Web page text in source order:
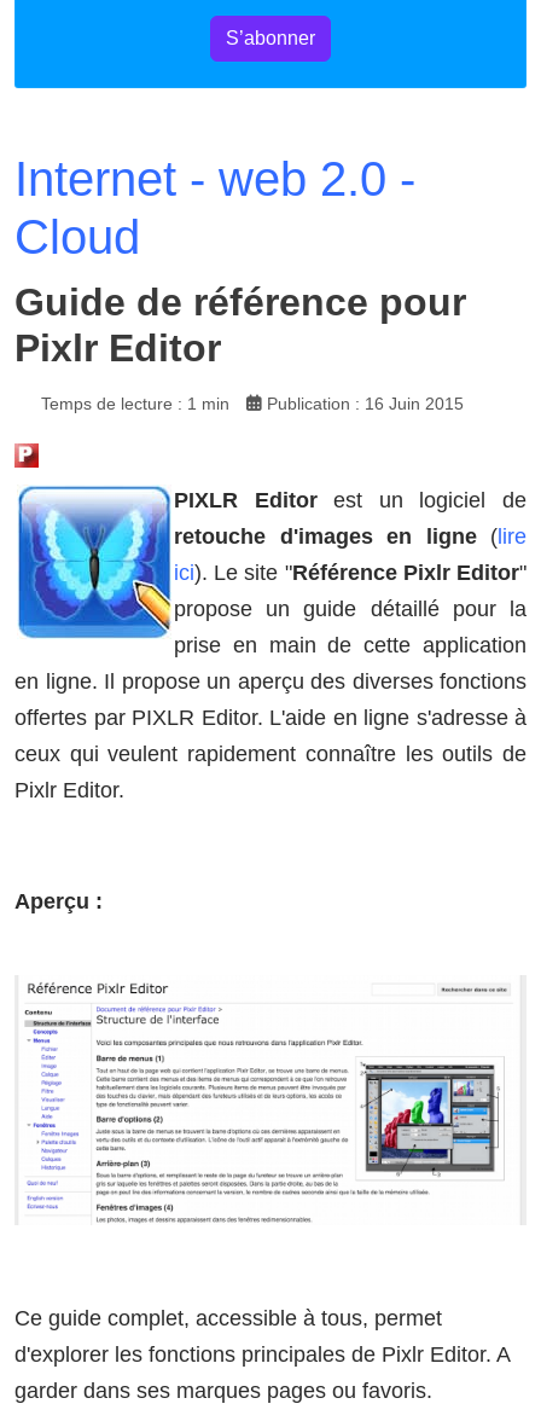
S’abonner
Internet - web 2.0 -
Cloud
Guide de référence pour
Pixlr Editor
Temps de lecture : 1 min Publication : 16 Juin 2015
PIXLR Editorest un logiciel de
retouche d'images en ligne(lire
ici). Le site "Référence Pixlr Editor"
propose un guide détaillé pour la
prise en main de cette application
en ligne. Il propose un aperçu des diverses fonctions
offertes par PIXLR Editor. L'aide en ligne s'adresse à
ceux qui veulent rapidement connaître les outils de
Pixlr Editor.
Aperçu :
Ce guide complet, accessible à tous, permet
d'explorer les fonctions principales de Pixlr Editor. A
garder dans ses marques pages ou favoris.